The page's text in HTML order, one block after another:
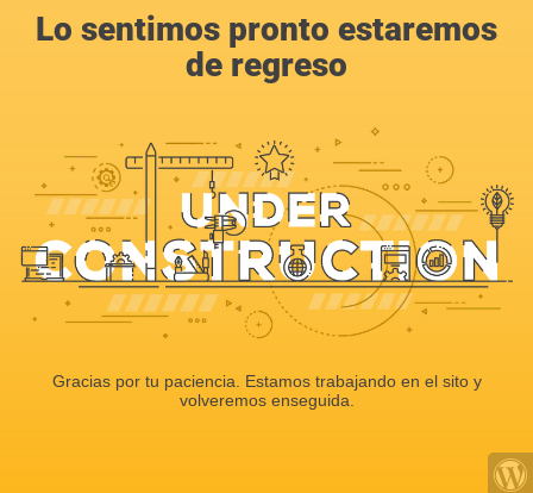
Lo sentimos pronto estaremos
de regreso
Gracias por tu paciencia. Estamos trabajando en el sito y
volveremos enseguida.